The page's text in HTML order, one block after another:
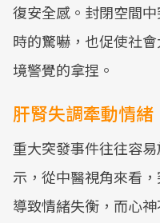
復安全感。封閉空間
時的驚嚇，也促使社
境警覺的拿捏。
肝腎失調牽動情
重大突發事件往往容
示，從中醫視角來看
導致情緒失衡，而心